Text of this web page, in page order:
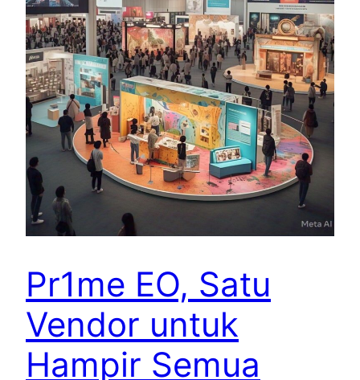
Pr1me EO, Satu
Vendor untuk
Hampir Semua